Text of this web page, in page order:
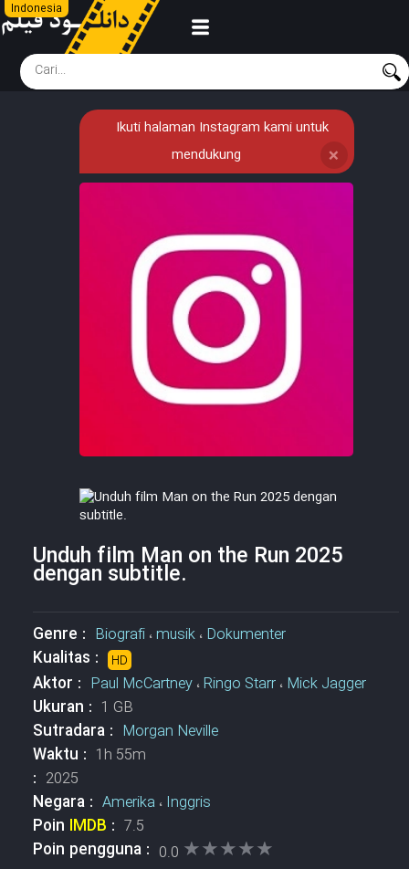
Indonesia
Ikuti halaman Instagram kami untuk
mendukung
❌
Unduh film Man on the Run 2025
dengan subtitle.
Genre : Biografi،musik، Dokumenter
Kualitas : HD
Aktor : Paul McCartney،Ringo Starr، Mick Jagger
Ukuran : 1 GB
Sutradara : Morgan Neville
Waktu : 1h 55m
: 2025
Negara : Amerika ، Inggris
Poin IMDB : 7.5
Poin pengguna : 0.0 ★★★★★
★★★★★